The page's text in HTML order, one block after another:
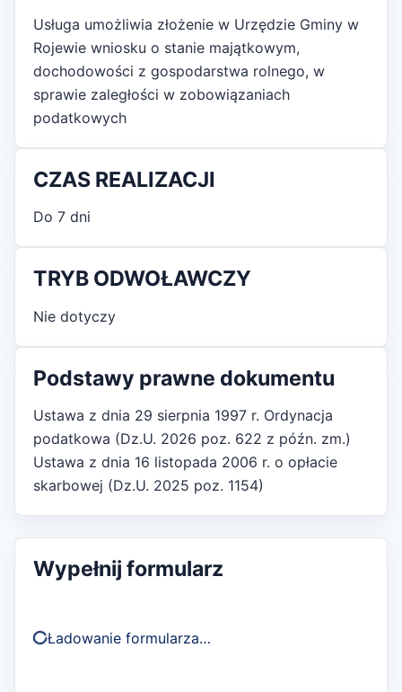
Usługa umożliwia złożenie w Urzędzie Gminy w
Rojewie wniosku o stanie majątkowym,
dochodowości z gospodarstwa rolnego, w
sprawie zaległości w zobowiązaniach
podatkowych
CZAS REALIZACJI
Do 7 dni
TRYB ODWOŁAWCZY
Nie dotyczy
Podstawy prawne dokumentu
Ustawa z dnia 29 sierpnia 1997 r. Ordynacja
podatkowa (Dz.U. 2026 poz. 622 z późn. zm.)
Ustawa z dnia 16 listopada 2006 r. o opłacie
skarbowej (Dz.U. 2025 poz. 1154)
Wypełnij formularz
Ładowanie formularza…